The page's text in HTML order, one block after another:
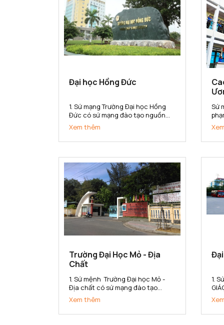
Đại học Hồng Đức
1. Sứ mạng Trường Đại học Hồng
Đức có sứ mạng đào tạo nguồn
nhân lực đa lĩnh vực có khả năng
thích ứng với sự thay đổi của thị
trường lao động; nghiên cứu khoa
vụ sự phát triển kinh tế - xã...
Xem thêm
Sứ
sở
hội
Trường Đại Học Mỏ - Địa
Chất
1. Sứ mệnh Trường Đại học Mỏ -
Địa chất có sứ mạng đào tạo
nguồn nhân lực có chất lượng
cao, nghiên cứu khoa học và
chuyển giao công nghệ đáp ứng
Xem thêm
1.
(1)